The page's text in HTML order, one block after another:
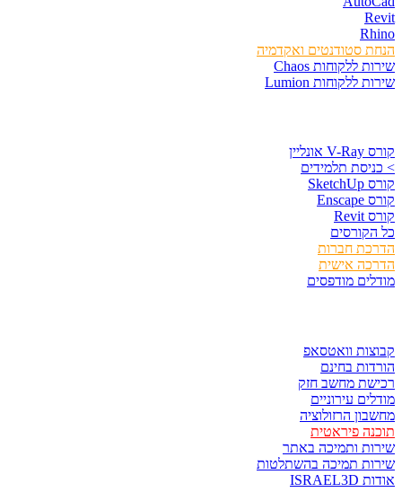
Revit
Rhino
הנחת סטודנטים ואקדמיה
שירות ללקוחות Chaos
שירות ללקוחות Lumion
קורס V-Ray אונליין
> כניסת תלמידים
קורס SketchUp
קורס Enscape
קורס Revit
כל הקורסים
הדרכת חברות
הדרכה אישית
מודלים מודפסים
קבוצות וואטסאפ
הורדות בחינם
רכישת מחשב חזק
מודלים עירוניים
מחשבון הרזולוציה
תוכנה פיראטית
שירות ותמיכה באתר
שירות תמיכה בהשתלטות
אודות ISRAEL3D